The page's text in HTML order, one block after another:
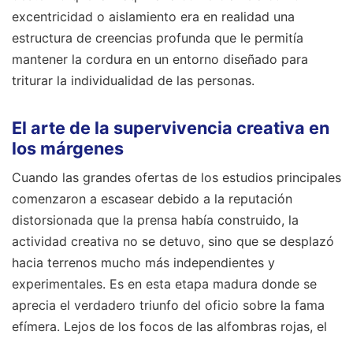
excentricidad o aislamiento era en realidad una
estructura de creencias profunda que le permitía
mantener la cordura en un entorno diseñado para
triturar la individualidad de las personas.
El arte de la supervivencia creativa en
los márgenes
Cuando las grandes ofertas de los estudios principales
comenzaron a escasear debido a la reputación
distorsionada que la prensa había construido, la
actividad creativa no se detuvo, sino que se desplazó
hacia terrenos mucho más independientes y
experimentales. Es en esta etapa madura donde se
aprecia el verdadero triunfo del oficio sobre la fama
efímera. Lejos de los focos de las alfombras rojas, el